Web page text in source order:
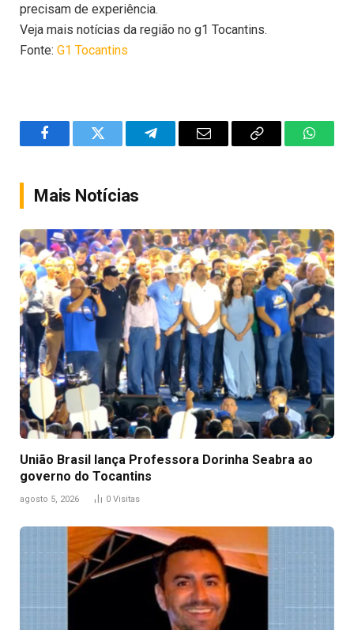
precisam de experiência.
Veja mais notícias da região no g1 Tocantins.
Fonte: G1 Tocantins
FacebookTwitter TelegramEmail
Copy
Mais Notícias
União Brasil lança Professora Dorinha Seabra ao
governo do Tocantins
agosto 5, 2026 0 Visitas